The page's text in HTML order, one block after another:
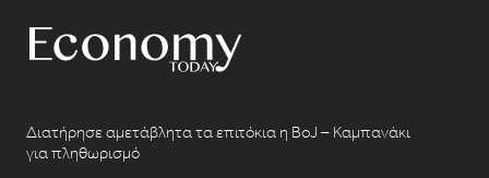
Διατήρησε αμετάβλητα τα επιτόκια η BoJ – Καμπανάκι
για πληθωρισμό